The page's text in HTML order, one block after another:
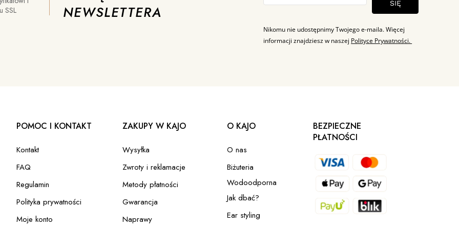
SSL
NEWSLETTERA
SIĘ
Nikomu nie udostępnimy Twojego e-maila. Więcej
informacji znajdziesz w naszej Polityce Prywatności.
POMOC I KONTAKT
Kontakt
FAQ
Regulamin
Polityka prywatności
Moje konto
ZAKUPY W KAJO
Wysyłka
Zwroty i reklamacje
Metody płatności
Gwarancja
Naprawy
O KAJO
O nas
Biżuteria
Wodoodporna
Jak dbać?
Ear styling
BEZPIECZNE
PŁATNOŚCI